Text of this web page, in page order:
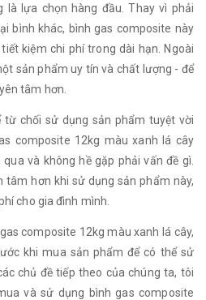
là lựa chọn hàng đầu. Thay vì phải
bình khác, bình gas composite này
kiệm chi phí trong dài hạn. Ngoài
sản phẩm uy tín và chất lượng - để
tâm hơn.
từ chối sử dụng sản phẩm tuyệt vời
composite 12kg màu xanh lá cây
và không hề gặp phải vấn đề gì.
tâm hơn khi sử dụng sản phẩm này,
cho gia đình mình.
composite 12kg màu xanh lá cây,
khi mua sản phẩm để có thể sử
chủ đề tiếp theo của chúng ta, tôi
và sử dụng bình gas composite